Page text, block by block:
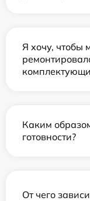
Я хочу, чтобы
Каким
готовности?
От чего